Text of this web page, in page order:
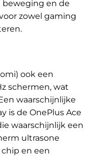
en de
zowel gaming
ook een
schermen, wat
waarschijnlijke
is de OnePlus Ace
waarschijnlijk een
ultrasone
chip en een